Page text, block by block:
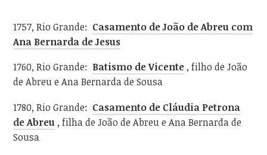
1757, Rio Grande: Casamento de João de Abreu com
Ana Bernarda de Jesus
1760, Rio Grande: Batismo de Vicente , filho de João
de Abreu e Ana Bernarda de Sousa
1780, Rio Grande: Casamento de Cláudia Petrona
de Abreu , filha de João de Abreu e Ana Bernarda de
Sousa